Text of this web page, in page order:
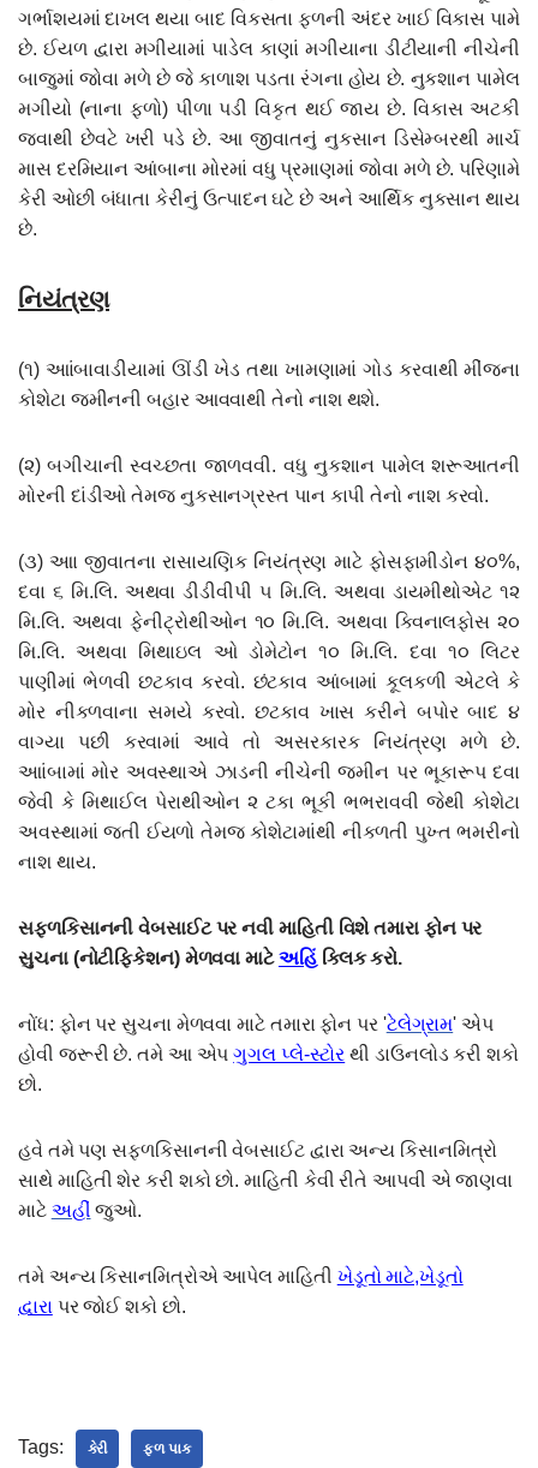
ગર્ભાશયમાં દાખલ થયા બાદ વિકસતા ફળની અંદર ખાઈ વિકાસ પામે
છે. ઈયળ દ્વારા મગીયામાં પાડેલ કાણાં મગીયાના ડીટીયાની નીચેની
બાજુમાં જોવા મળે છે જે કાળાશ પડતા રંગના હોય છે. નુકશાન પામેલ
મગીયો (નાના ફળો) પીળા પડી વિકૃત થઈ જાય છે. વિકાસ અટકી
જવાથી છેવટે ખરી પડે છે. આ જીવાતનું નુકસાન ડિસેમ્બરથી માર્ચ
માસ દરમિયાન આંબાના મોરમાં વધુ પ્રમાણમાં જોવા મળે છે. પરિણામે
કેરી ઓછી બંધાતા કેરીનું ઉત્પાદન ઘટે છે અને આર્થિક નુકસાન થાય
છે.
નિયંત્રણ
(૧) આાંબાવાડીયામાં ઊંડી ખેડ તથા ખામણામાં ગોડ કરવાથી મીંજના
કોશેટા જમીનની બહાર આવવાથી તેનો નાશ થશે.
(૨) બગીચાની સ્વચ્છતા જાળવવી. વધુ નુકશાન પામેલ શરૂઆતની
મોરની દાંડીઓ તેમજ નુકસાનગ્રસ્ત પાન કાપી તેનો નાશ કરવો.
(૩) આા જીવાતના રાસાયણિક નિયંત્રણ માટે ફોસફામીડોન ૪૦%,
દવા ૬ મિ.લિ. અથવા ડીડીવીપી ૫ મિ.લિ. અથવા ડાયમીથોએટ ૧૨
મિ.લિ. અથવા ફેનીટ્રોથીઓન ૧૦ મિ.લિ. અથવા ક્વિનાલફોસ ૨૦
મિ.લિ. અથવા મિથાઇલ ઓ ડોમેટોન ૧૦ મિ.લિ. દવા ૧૦ લિટર
પાણીમાં ભેળવી છટકાવ કરવો. છંટકાવ આંબામાં કૂલકળી એટલે કે
મોર નીકળવાના સમયે કરવો. છટકાવ ખાસ કરીને બપોર બાદ ૪
વાગ્યા પછી કરવામાં આવે તો અસરકારક નિયંત્રણ મળે છે.
આાંબામાં મોર અવસ્થાએ ઝાડની નીચેની જમીન પર ભૂકારૂપ દવા
જેવી કે મિથાઈલ પેરાથીઓન ૨ ટકા ભૂકી ભભરાવવી જેથી કોશેટા
અવસ્થામાં જતી ઈયળો તેમજ કોશેટામાંથી નીકળતી પુખ્ત ભમરીનો
નાશ થાય.
સફ્ળકિસાનની વેબસાઈટ પર નવી માહિતી વિશે તમારા ફોન પર
સુચના (નોટીફિકેશન) મેળવવા માટેઅહિંક્લિક કરો.
નોંધ: ફોન પર સુચના મેળવવા માટે તમારા ફોન પર 'ટેલેગ્રામ' એપ
હોવી જરૂરી છે. તમે આ એપગુગલ પ્લે-સ્ટોર થી ડાઉનલોડ કરી શકો
છો.
હવે તમે પણ સફળકિસાનની વેબસાઈટ દ્વારા અન્ય કિસાનમિત્રો
સાથે માહિતી શેર કરી શકો છો. માહિતી કેવી રીતે આપવી એ જાણવા
માટે અહીં જુઓ.
તમે અન્ય કિસાનમિત્રોએ આપેલ માહિતી ખેડૂતો માટે,ખેડૂતો
દ્વારાપર જોઈ શકો છો.
Tags: કેરી ફળ પાક